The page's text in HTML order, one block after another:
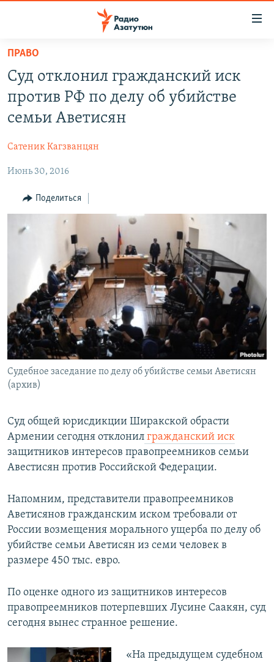
Перейти
основному
содержанию
Перейти
основной
Перейти
поиску
НОВОСТИ
ПОЛИТИКА
ЭКОНОМИКА
РЕГИОН
НАГОРНЫЙ КАРАБАХ
Հայերեն
English
Русский
Все сайты Радио Азатутюн
ПРАВО
Суд отклонил гражданский иск
против РФ по делу об убийстве
семьи Аветисян
Сатеник Кагзванцян
Июнь 30, 2016
Поделиться
Судебное заседание по делу об убийстве семьи Аветисян
(архив)
Суд общей юрисдикции Ширакской обрасти
Армении сегодня отклонил гражданский иск
защитников интересов правопреемников семьи
Авестисян против Российской Федерации.
Напомним, представители правопреемников
Аветисянов гражданским иском требовали от
России возмещения морального ущерба по делу об
убийстве семьи Аветисян из семи человек в
размере 450 тыс. евро.
По оценке одного из защитников интересов
правопреемников потерпевших Лусине Саакян, суд
сегодня вынес странное решение.
«На предыдущем судебном